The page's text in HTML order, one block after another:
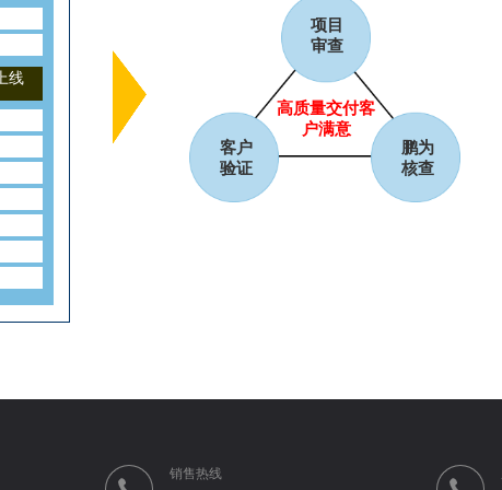
上线
项目
审查
鹏为
核查
客户
验证
高质量交付客
户满意
销售热线